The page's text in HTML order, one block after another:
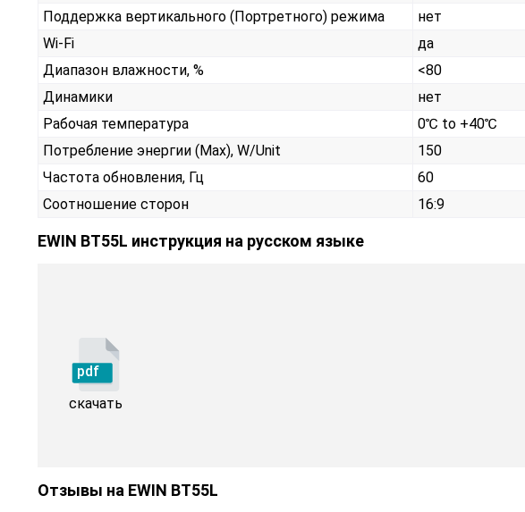
Поддержка вертикального (Портретного) режима
нет
Wi-Fi
да
Диапазон влажности, %
<80
Динамики
нет
Рабочая температура
0℃ to +40℃
Потребление энергии (Max), W/Unit
150
Частота обновления, Гц
60
Соотношение сторон
16:9
EWIN BT55L инструкция на русском языке
pdf
скачать
Отзывы на EWIN BT55L